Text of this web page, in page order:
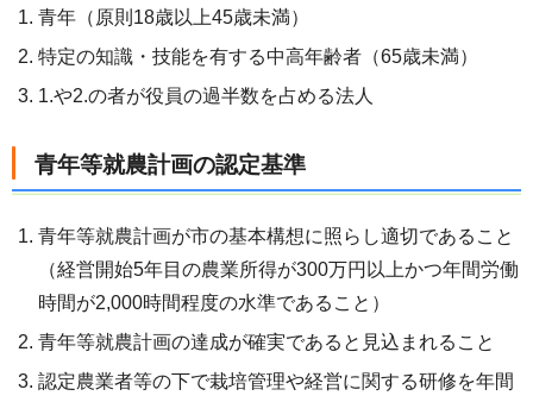
青年（原則18歳以上45歳未満）
特定の知識・技能を有する中高年齢者（65歳未満）
1.や2.の者が役員の過半数を占める法人
青年等就農計画の認定基準
青年等就農計画が市の基本構想に照らし適切であること
（経営開始5年目の農業所得が300万円以上かつ年間労働
時間が2,000時間程度の水準であること）
青年等就農計画の達成が確実であると見込まれること
認定農業者等の下で栽培管理や経営に関する研修を年間